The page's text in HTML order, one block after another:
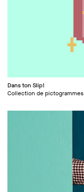
Dans ton Slip!
Collection de pictogrammes